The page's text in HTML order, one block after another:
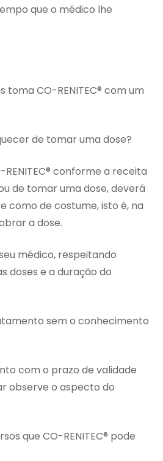
que o médico lhe
toma CO-RENITEC® com um
de tomar uma dose?
conforme a receita
de tomar uma dose, deverá
como de costume, isto é, na
a dose.
médico, respeitando
doses e a duração do
sem o conhecimento
com o prazo de validade
observe o aspecto do
que CO-RENITEC® pode